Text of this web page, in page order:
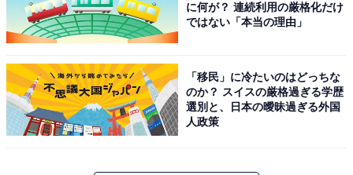
年もまたこの季節がやってきたのか……という気持ちに
なりますね。
【こちらもチェック】iPhoneに関する10のギモン
を専門家が解説！
に何が？ 連続利用の厳格化だけ
ではない「本当の理由」
「移民」に冷たいのはどっちな
のか？ スイスの厳格過ぎる学歴
選別と、日本の曖昧過ぎる外国
人政策